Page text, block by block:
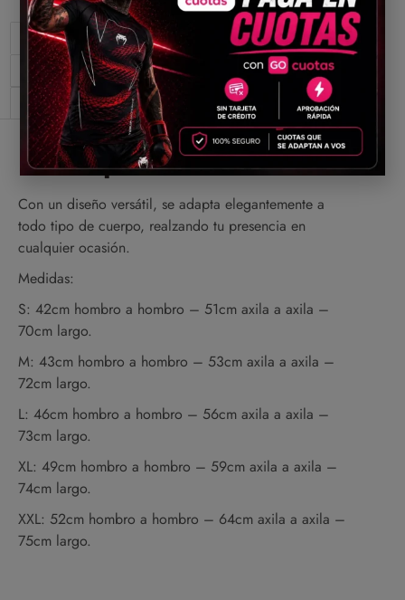
Descripción
Información adicional
Valoraciones (0)
Descripción
Con un diseño versátil, se adapta elegantemente a
todo tipo de cuerpo, realzando tu presencia en
cualquier ocasión.
Medidas:
S: 42cm hombro a hombro – 51cm axila a axila –
70cm largo.
M: 43cm hombro a hombro – 53cm axila a axila –
72cm largo.
L: 46cm hombro a hombro – 56cm axila a axila –
73cm largo.
XL: 49cm hombro a hombro – 59cm axila a axila –
74cm largo.
XXL: 52cm hombro a hombro – 64cm axila a axila –
75cm largo.